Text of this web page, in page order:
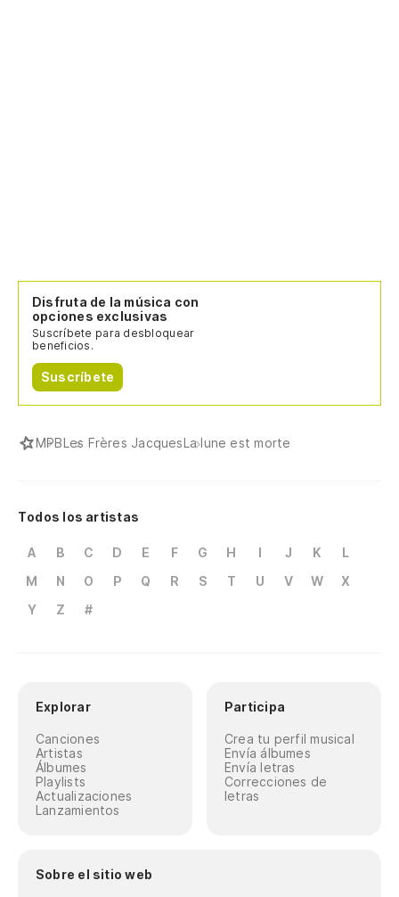
Disfruta de la música con
opciones exclusivas
Suscríbete para desbloquear
beneficios.
Suscríbete
MPBLes Frères JacquesLa lune est morte
Todos los artistas
A B C D E F G H I J K
L
M
N O P Q R S T U V W
X
Y
Z #
Explorar
Canciones
Artistas
Álbumes
Playlists
Actualizaciones
Lanzamientos
Participa
Crea tu perfil musical
Envía álbumes
Envía letras
Correcciones de
letras
Sobre el sitio web